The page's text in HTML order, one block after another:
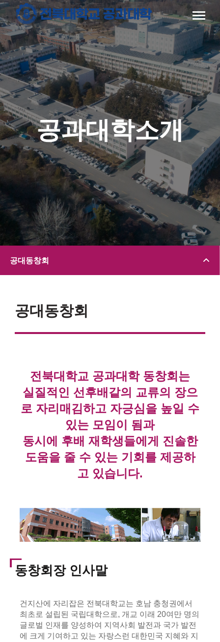
공과대학소개
공대동창회
공대동창회
전북대학교 공과대학 동창회는
실질적인 선후배같의 교류의 장으
로 자리매김하고 자긍심을 높일 수
있는 모임이 됨과
동시에 후배 재학생들에게 진솔한
도움을 줄 수 있는 기회를 제공하
고 있습니다.
동창회장 인사말
건지산에 자리잡은 전북대학교는 호남 충청권에서
최초로 설립된 국립대학으로, 개교 이래 20여만 명의
글로벌 인재를 양성하여 지역사회 발전과 국가 발전
에 크게 기여하고 있는 자랑스런 대한민국 지혜와 지